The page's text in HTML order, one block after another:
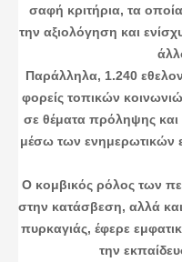
σαφή κριτήρια, τα
την αξιολόγηση και
Παράλληλα, 1.240
φορείς τοπικών
σε θέματα πρόληψης και
μέσω των ενημερωτικών
Ο κομβικός ρόλος των
στην κατάσβεση, αλλά
πυρκαγιάς, έφερε
την